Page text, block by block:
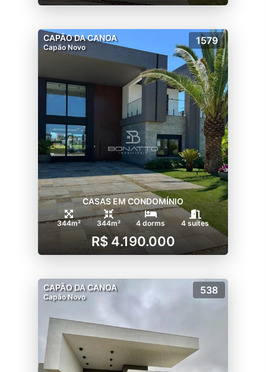
CAPÃO DA CANOA
Capão Novo
1579
CASAS EM CONDOMÍNIO
344m² 344m² 4 dorms 4 suítes
R$ 4.190.000
CAPÃO DA CANOA
Capão Novo
538